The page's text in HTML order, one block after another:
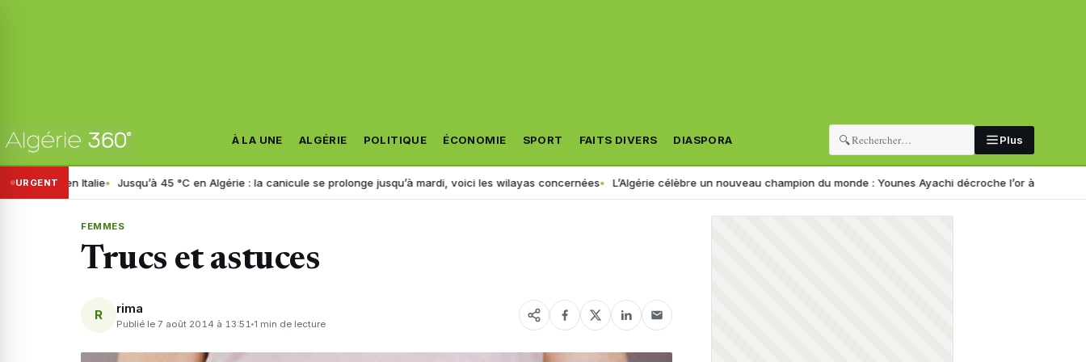
À LA UNE ALGÉRIE POLITIQUE ÉCONOMIE SPORT FAITS DIVERS DIASPORA 🔍 Plus
URGENT
en Italie Jusqu’à 45 °C en Algérie : la canicule se prolonge jusqu’à mardi, voici les wilayas concernées L’Algérie célèbre un nouveau champion du monde : Younes Ayachi décroche l’or à Eugene
FEMMES
Trucs et astuces
R rima
Publié le 7 août 2014 à 13:51 1 min de lecture